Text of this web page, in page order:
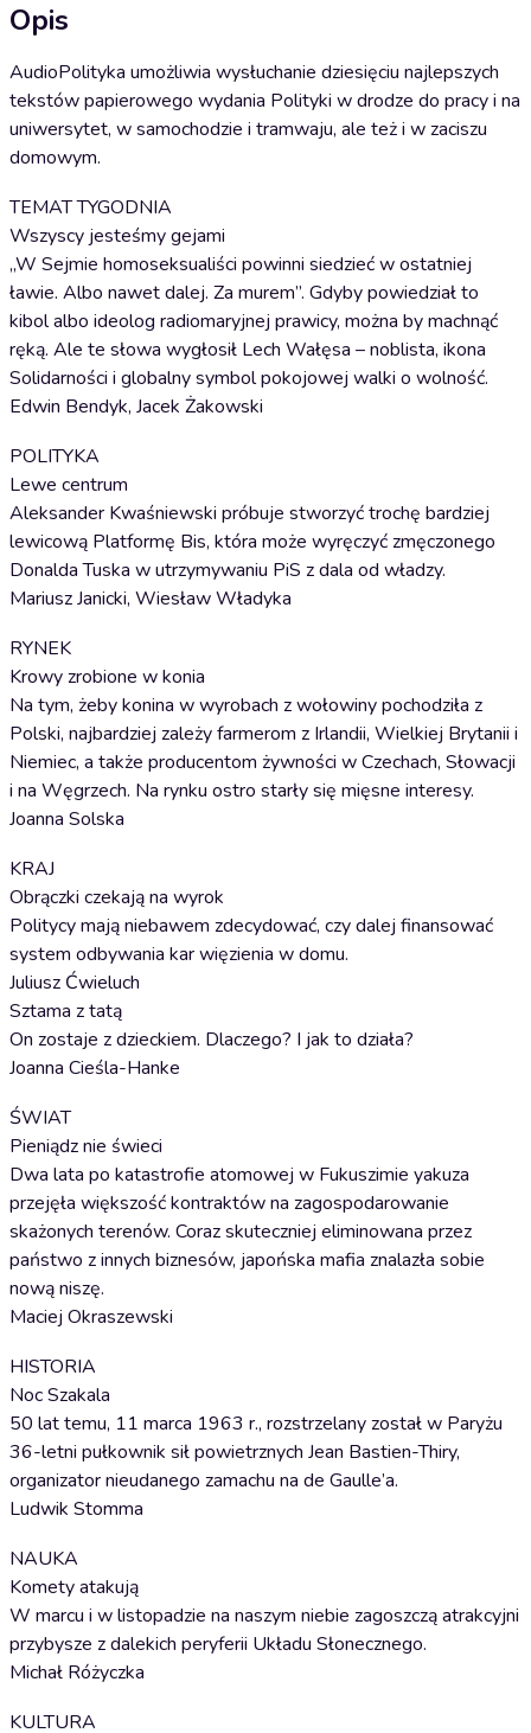
Opis
AudioPolityka umożliwia wysłuchanie dziesięciu najlepszych
tekstów papierowego wydania Polityki w drodze do pracy i na
uniwersytet, w samochodzie i tramwaju, ale też i w zaciszu
domowym.
TEMAT TYGODNIA
Wszyscy jesteśmy gejami
„W Sejmie homoseksualiści powinni siedzieć w ostatniej
ławie. Albo nawet dalej. Za murem”. Gdyby powiedział to
kibol albo ideolog radiomaryjnej prawicy, można by machnąć
ręką. Ale te słowa wygłosił Lech Wałęsa – noblista, ikona
Solidarności i globalny symbol pokojowej walki o wolność.
Edwin Bendyk, Jacek Żakowski
POLITYKA
Lewe centrum
Aleksander Kwaśniewski próbuje stworzyć trochę bardziej
lewicową Platformę Bis, która może wyręczyć zmęczonego
Donalda Tuska w utrzymywaniu PiS z dala od władzy.
Mariusz Janicki, Wiesław Władyka
RYNEK
Krowy zrobione w konia
Na tym, żeby konina w wyrobach z wołowiny pochodziła z
Polski, najbardziej zależy farmerom z Irlandii, Wielkiej Brytanii i
Niemiec, a także producentom żywności w Czechach, Słowacji
i na Węgrzech. Na rynku ostro starły się mięsne interesy.
Joanna Solska
KRAJ
Obrączki czekają na wyrok
Politycy mają niebawem zdecydować, czy dalej finansować
system odbywania kar więzienia w domu.
Juliusz Ćwieluch
Sztama z tatą
On zostaje z dzieckiem. Dlaczego? I jak to działa?
Joanna Cieśla-Hanke
ŚWIAT
Pieniądz nie świeci
Dwa lata po katastrofie atomowej w Fukuszimie yakuza
przejęła większość kontraktów na zagospodarowanie
skażonych terenów. Coraz skuteczniej eliminowana przez
państwo z innych biznesów, japońska mafia znalazła sobie
nową niszę.
Maciej Okraszewski
HISTORIA
Noc Szakala
50 lat temu, 11 marca 1963 r., rozstrzelany został w Paryżu
36-letni pułkownik sił powietrznych Jean Bastien-Thiry,
organizator nieudanego zamachu na de Gaulle’a.
Ludwik Stomma
NAUKA
Komety atakują
W marcu i w listopadzie na naszym niebie zagoszczą atrakcyjni
przybysze z dalekich peryferii Układu Słonecznego.
Michał Różyczka
KULTURA